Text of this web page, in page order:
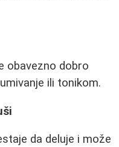
obavezno dobro
ili tonikom.
da deluje i može